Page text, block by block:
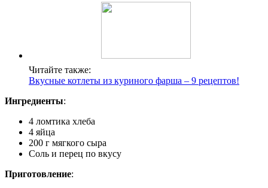
Читайте также:
Вкусные котлеты из куриного фарша – 9 рецептов!
Ингредиенты:
4 ломтика хлеба
4 яйца
200 г мягкого сыра
Соль и перец по вкусу
Приготовление: